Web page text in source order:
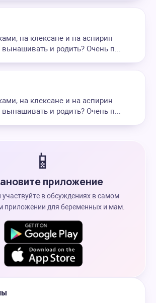
на клексане и на аспирин
вынашивать и родить? Очень п...
на клексане и на аспирин
вынашивать и родить? Очень п...
📱
приложение
участвуйте в обсуждениях в самом
приложении для беременных и мам.